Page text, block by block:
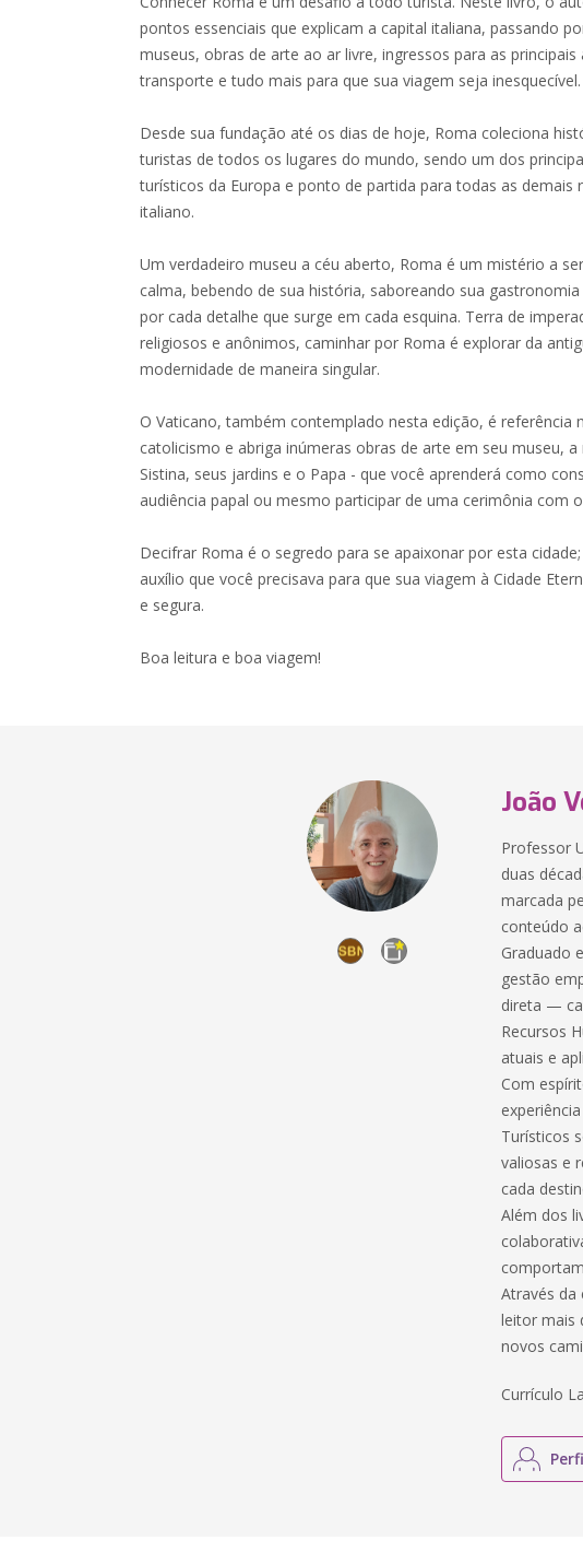
pontos essenciais que explicam a capital italiana, passando
museus, obras de arte ao ar livre, ingressos para as principais
transporte e tudo mais para que sua viagem seja inesquecível.
Desde sua fundação até os dias de hoje, Roma coleciona
turistas de todos os lugares do mundo, sendo um dos
turísticos da Europa e ponto de partida para todas as demais
italiano.
Um verdadeiro museu a céu aberto, Roma é um mistério a
calma, bebendo de sua história, saboreando sua
por cada detalhe que surge em cada esquina. Terra de
religiosos e anônimos, caminhar por Roma é explorar da
modernidade de maneira singular.
O Vaticano, também contemplado nesta edição, é referência
catolicismo e abriga inúmeras obras de arte em seu museu, a
Sistina, seus jardins e o Papa - que você aprenderá como
audiência papal ou mesmo participar de uma cerimônia com
Decifrar Roma é o segredo para se apaixonar por esta
auxílio que você precisava para que sua viagem à Cidade
e segura.
Boa leitura e boa viagem!
João
Professor
duas
marcada
conteúdo
Graduado
gestão
direta —
Recursos
atuais e
Com
Turísticos
valiosas e
cada
Além dos
Através da
leitor mais
novos
Currículo